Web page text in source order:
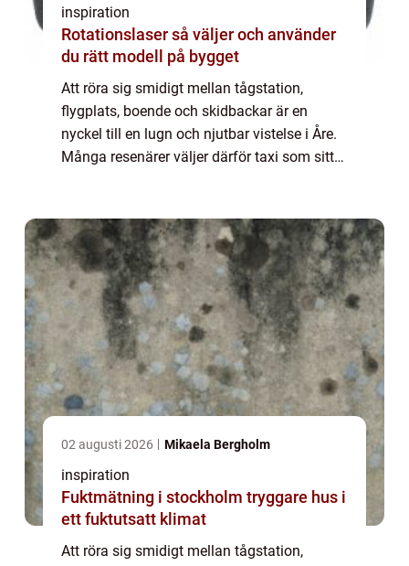
inspiration
Rotationslaser så väljer och använder
du rätt modell på bygget
Att röra sig smidigt mellan tågstation,
flygplats, boende och skidbackar är en
nyckel till en lugn och njutbar vistelse i Åre.
Många resenärer väljer därför taxi som sitt
02 augusti 2026 Mikaela Bergholm
inspiration
Fuktmätning i stockholm tryggare hus i
ett fuktutsatt klimat
Att röra sig smidigt mellan tågstation,